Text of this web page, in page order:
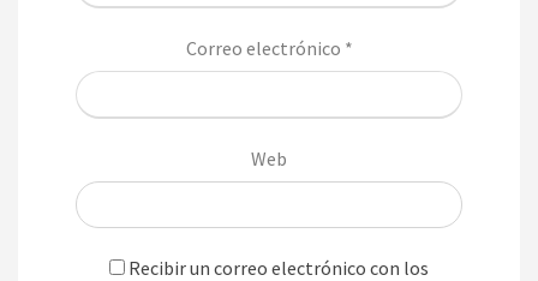
Correo electrónico *
Web
Recibir un correo electrónico con los